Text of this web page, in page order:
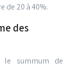
de 20 à 40%.
des
le summum de